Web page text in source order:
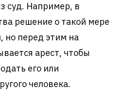
суд. Например, в
решение о такой мере
но перед этим на
арест, чтобы
его или
человека.